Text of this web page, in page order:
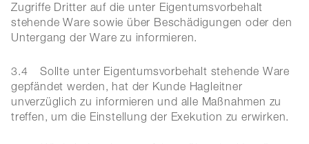
Zugriffe Dritter auf die unter Eigentumsvorbehalt
stehende Ware sowie über Beschädigungen oder den
Untergang der Ware zu informieren.
3.4
Sollte unter Eigentumsvorbehalt stehende Ware
gepfändet werden, hat der Kunde Hagleitner
unverzüglich zu informieren und alle Maßnahmen zu
treffen, um die Einstellung der Exekution zu erwirken.